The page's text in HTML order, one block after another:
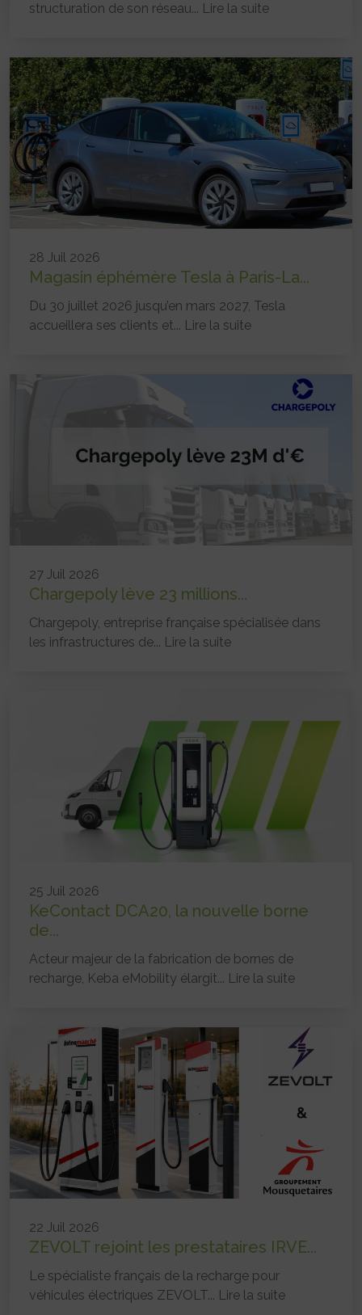
structuration de son réseau... Lire la suite
28 Juil 2026
Magasin éphémère Tesla à Paris-La...
Du 30 juillet 2026 jusqu’en mars 2027, Tesla
accueillera ses clients et... Lire la suite
27 Juil 2026
Chargepoly lève 23 millions...
Chargepoly, entreprise française spécialisée dans
les infrastructures de... Lire la suite
25 Juil 2026
KeContact DCA20, la nouvelle borne
de...
Acteur majeur de la fabrication de bornes de
recharge, Keba eMobility élargit... Lire la suite
22 Juil 2026
ZEVOLT rejoint les prestataires IRVE...
Le spécialiste français de la recharge pour
véhicules électriques ZEVOLT... Lire la suite